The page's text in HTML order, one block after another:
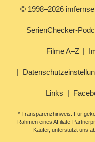
© 1998–2026
SerienChecker-
Filme A–Z
Links
* Transparenzhinweis: Für
Rahmen eines Affiliate-
Käufer, unterstützt uns